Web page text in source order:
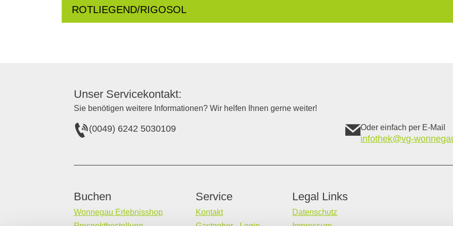
ROTLIEGEND/RIGOSOL
Unser Servicekontakt:
Sie benötigen weitere Informationen? Wir helfen Ihnen gerne weiter!
(0049) 6242 5030109 Oder einfach per E-Mail
infothek@vg-
Buchen
Wonnegau Erlebnisshop
Service
Kontakt
Legal Links
Datenschutz